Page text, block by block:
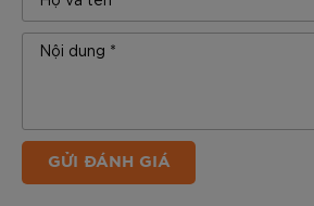
GỬI ĐÁNH GIÁ